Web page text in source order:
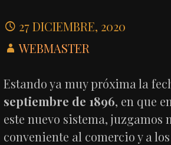
27 DICIEMBRE, 2020
WEBMASTER
Estando ya muy próxima la
septiembre de 1896, en que
este nuevo sistema, juzgamos
conveniente al comercio y a